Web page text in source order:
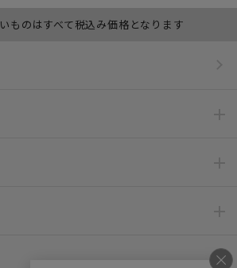
ものはすべて税込み価格となります